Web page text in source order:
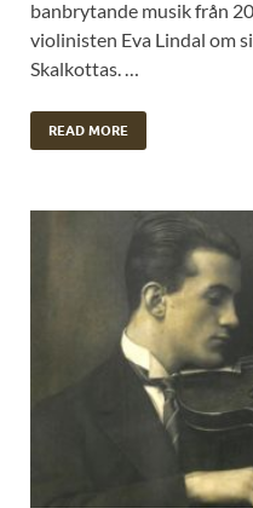
banbrytande musik från
violinisten Eva Lindal om
Skalkottas. …
READ MORE